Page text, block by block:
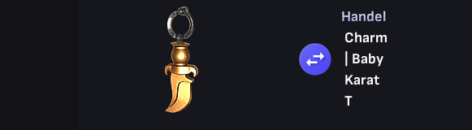
Handel
Charm
| Baby
Karat
T